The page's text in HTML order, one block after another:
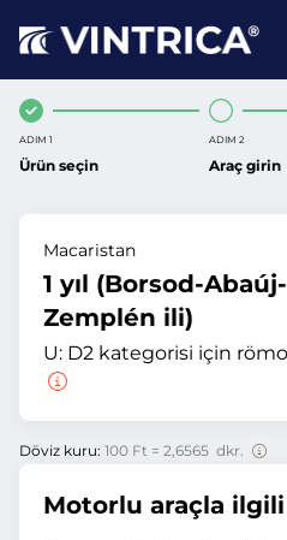
ADIM 1
Ürün seçin
ADIM 2
Araç girin
Macaristan
1 yıl (Borsod-Abaúj-
Zemplén ili)
U: D2 kategorisi için
Döviz kuru: 100 Ft = 2,6565 dkr.
Motorlu araçla